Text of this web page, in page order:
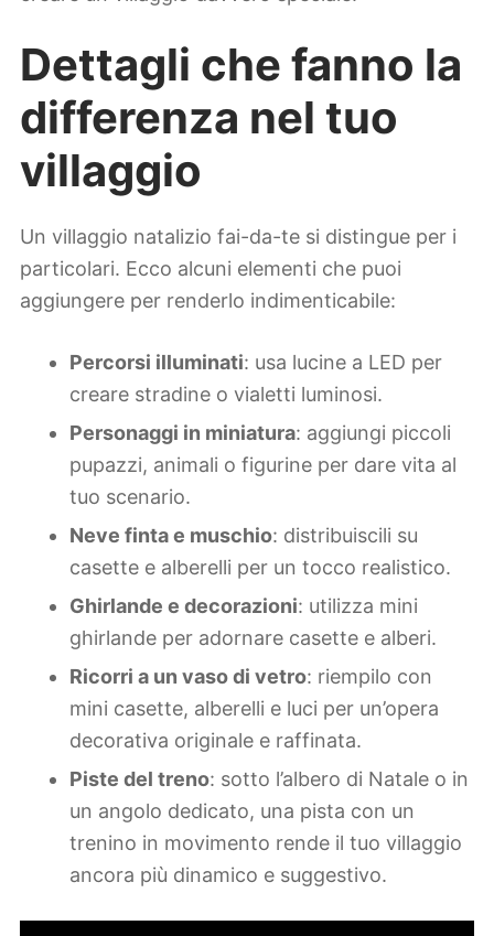
Dettagli che fanno la
differenza nel tuo
villaggio
Un villaggio natalizio fai-da-te si distingue per i
particolari. Ecco alcuni elementi che puoi
aggiungere per renderlo indimenticabile:
Percorsi illuminati: usa lucine a LED per
creare stradine o vialetti luminosi.
Personaggi in miniatura: aggiungi piccoli
pupazzi, animali o figurine per dare vita al
tuo scenario.
Neve finta e muschio: distribuiscili su
casette e alberelli per un tocco realistico.
Ghirlande e decorazioni: utilizza mini
ghirlande per adornare casette e alberi.
Ricorri a un vaso di vetro: riempilo con
mini casette, alberelli e luci per un’opera
decorativa originale e raffinata.
Piste del treno: sotto l’albero di Natale o in
un angolo dedicato, una pista con un
trenino in movimento rende il tuo villaggio
ancora più dinamico e suggestivo.